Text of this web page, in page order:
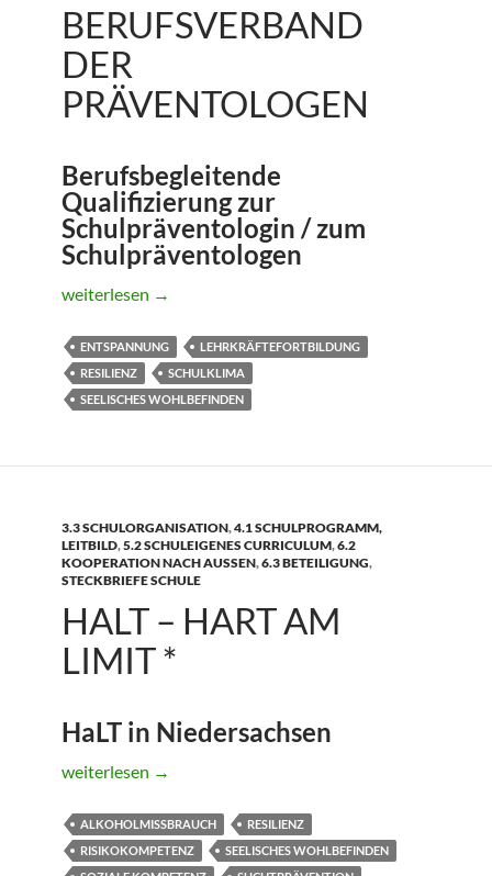
BERUFSVERBAND
DER
PRÄVENTOLOGEN
Berufsbegleitende
Qualifizierung zur
Schulpräventologin / zum
Schulpräventologen
Berufsverband der Präventologen
weiterlesen →
ENTSPANNUNG
LEHRKRÄFTEFORTBILDUNG
RESILIENZ
SCHULKLIMA
SEELISCHES WOHLBEFINDEN
3.3 SCHULORGANISATION,4.1 SCHULPROGRAMM,
LEITBILD,5.2 SCHULEIGENES CURRICULUM,6.2
KOOPERATION NACH AUSSEN ,6.3 BETEILIGUNG,
STECKBRIEFE SCHULE
HALT – HART AM
LIMIT *
HaLT in Niedersachsen
HaLT – Hart am Limit *
weiterlesen →
ALKOHOLMISSBRAUCH
RESILIENZ
RISIKOKOMPETENZ
SEELISCHES WOHLBEFINDEN